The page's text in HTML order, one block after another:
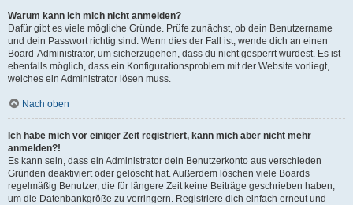
Warum kann ich mich nicht anmelden?
Dafür gibt es viele mögliche Gründe. Prüfe zunächst, ob dein Benutzername
und dein Passwort richtig sind. Wenn dies der Fall ist, wende dich an einen
Board-Administrator, um sicherzugehen, dass du nicht gesperrt wurdest. Es ist
ebenfalls möglich, dass ein Konfigurationsproblem mit der Website vorliegt,
welches ein Administrator lösen muss.
Nach oben
Ich habe mich vor einiger Zeit registriert, kann mich aber nicht mehr
anmelden?!
Es kann sein, dass ein Administrator dein Benutzerkonto aus verschieden
Gründen deaktiviert oder gelöscht hat. Außerdem löschen viele Boards
regelmäßig Benutzer, die für längere Zeit keine Beiträge geschrieben haben,
um die Datenbankgröße zu verringern. Registriere dich einfach erneut und